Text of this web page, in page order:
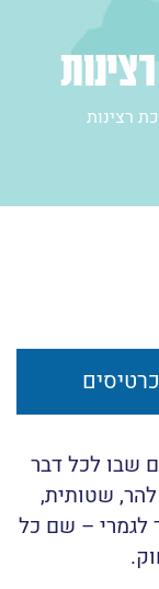
רצינות
שבו לכל דבר
שטותית,
לגמרי – שם כל